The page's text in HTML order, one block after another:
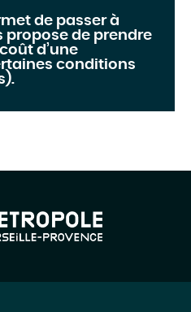
de passer à
propose de prendre
d’une
conditions